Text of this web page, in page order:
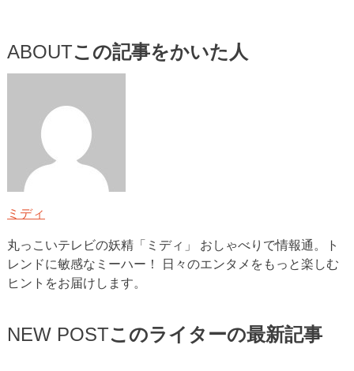
ABOUTこの記事をかいた人
ミディ
丸っこいテレビの妖精「ミディ」 おしゃべりで情報通。ト
レンドに敏感なミーハー！ 日々のエンタメをもっと楽しむ
ヒントをお届けします。
NEW POSTこのライターの最新記事